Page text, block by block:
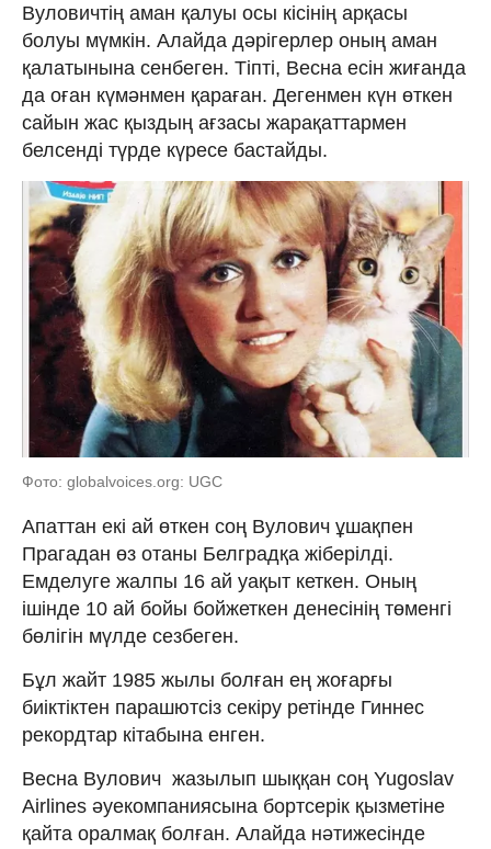
Вуловичтің аман қалуы осы кісінің арқасы
болуы мүмкін. Алайда дәрігерлер оның аман
қалатынына сенбеген. Тіпті, Весна есін жиғанда
да оған күмәнмен қараған. Дегенмен күн өткен
сайын жас қыздың ағзасы жарақаттармен
белсенді түрде күресе бастайды.
Фото: globalvoices.org: UGC
Апаттан екі ай өткен соң Вулович ұшақпен
Прагадан өз отаны Белградқа жіберілді.
Емделуге жалпы 16 ай уақыт кеткен. Оның
ішінде 10 ай бойы бойжеткен денесінің төменгі
бөлігін мүлде сезбеген.
Бұл жайт 1985 жылы болған ең жоғарғы
биіктіктен парашютсіз секіру ретінде Гиннес
рекордтар кітабына енген.
Весна Вулович жазылып шыққан соң Yugoslav
Airlines әуекомпаниясына бортсерік қызметіне
қайта оралмақ болған. Алайда нәтижесінде